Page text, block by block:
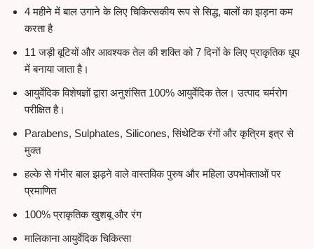
4 महीने में बाल उगाने के लिए चिकित्सकीय रूप से सिद्ध, बालों का झड़ना कम
करता है
11 जड़ी बूटियों और आवश्यक तेल की शक्ति को 7 दिनों के लिए प्राकृतिक धूप
में बनाया जाता है।
आयुर्वेदिक विशेषज्ञों द्वारा अनुशंसित 100% आयुर्वेदिक तेल। उत्पाद चर्मरोग
परीक्षित है।
Parabens, Sulphates, Silicones, सिंथेटिक रंगों और कृत्रिम इत्र से
मुक्त
हल्के से गंभीर बाल झड़ने वाले वास्तविक पुरुष और महिला उपभोक्ताओं पर
प्रमाणित
100% प्राकृतिक खुशबू और रंग
मालिकाना आयुर्वेदिक चिकित्सा